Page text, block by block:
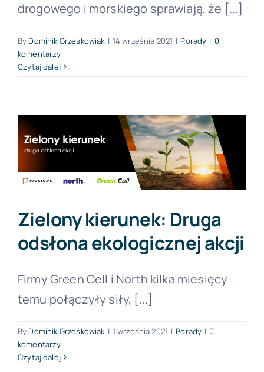
drogowego i morskiego sprawiają, że [...]
ByDominik Grześkowiak | 14 września 2021 | Porady | 0
komentarzy
Czytaj dalej
Zielony kierunek: Druga
odsłona ekologicznej akcji
Firmy Green Cell i North kilka miesięcy
temu połączyły siły, [...]
ByDominik Grześkowiak | 1 września 2021 | Porady | 0
komentarzy
Czytaj dalej